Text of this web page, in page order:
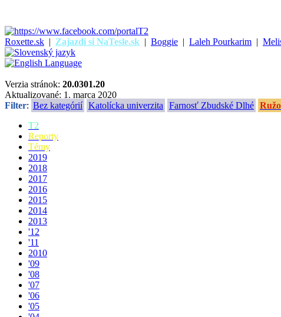
Roxette.sk | Zajazdi si NaTesle.sk | Boggie | Laleh Pourkarim |
Verzia stránok: 20.0301.20
Aktualizované: 1. marca 2020
Filter: Bez kategórií Katolícka univerzita Farnosť Zbudské Dlhé
T2
Reporty
Témy
2019
2018
2017
2016
2015
2014
2013
'12
'11
2010
'09
'08
'07
'06
'05